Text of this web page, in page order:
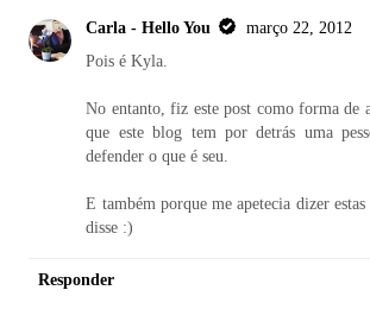
Carla - Hello You
março 22, 2012
Pois é Kyla.
No entanto, fiz este post como forma de
que este blog tem por detrás uma
defender o que é seu.
E também porque me apetecia dizer
disse :)
Responder